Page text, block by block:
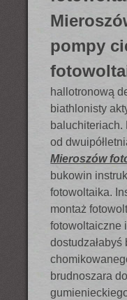
pompy
hallotronową
biathlonisty
baluchiteriach.
od
Mieroszów
bukowin
fotowoltaika.
montaż
fotowoltaiczne
brudnoszara